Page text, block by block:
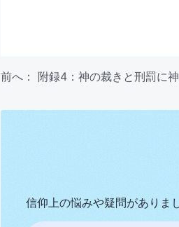
前へ： 附録4： 神の裁きと刑罰に
信仰上の悩みや疑問がありま